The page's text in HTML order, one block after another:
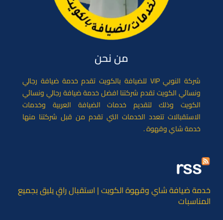
من نحن
شركة النوبي VIP للضيافة بالكويت تقدم خدمة ضيافة رجالي
ونسائي الكويت تقدم شركتنا افضل خدمة ضيافة رجالي ونسائي
الكويت وذلك لتقديم خدمات الضيافة العربية وخدمات
الاستقبالات تتعدد الخدمات التي تقدم من قبل شركتنا منها
خدمة شاي وقهوة .
خدمة ضيافة شاي وقهوة الكويت | استقبال راقٍ يليق بجميع
المناسبات